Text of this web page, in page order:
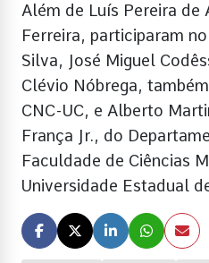
Além de Luís Pereira de
Ferreira, participaram
Silva, José Miguel
Clévio Nóbrega,
CNC-UC, e Alberto
França Jr., do
Faculdade de Ciências
Universidade Estadual